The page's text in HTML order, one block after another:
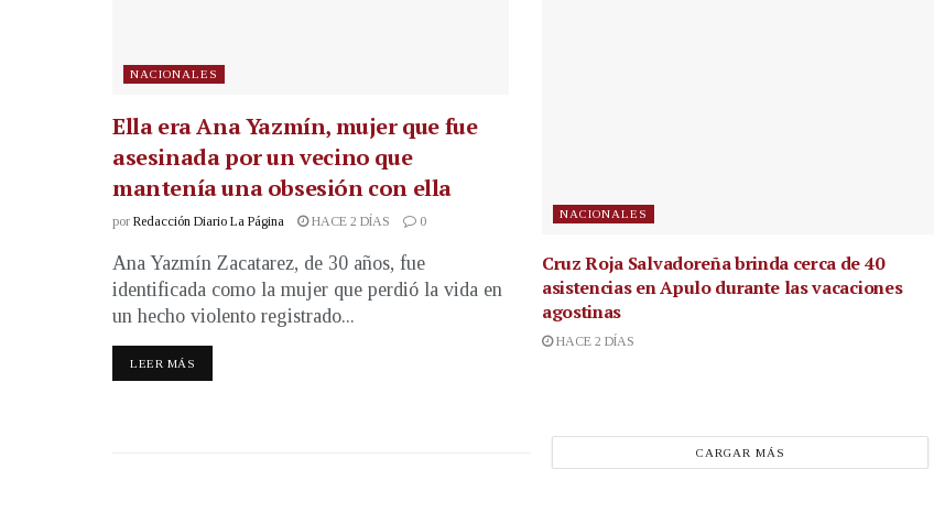
NACIONALES
Ella era Ana Yazmín, mujer que fue
asesinada por un vecino que
mantenía una obsesión con ella
por Redacción Diario La Página HACE 2 DÍAS 0
Ana Yazmín Zacatarez, de 30 años, fue
identificada como la mujer que perdió la vida en
un hecho violento registrado...
LEER MÁS
NACIONALES
Cruz Roja Salvadoreña brinda cerca de 40
asistencias en Apulo durante las vacaciones
agostinas
HACE 2 DÍAS
CARGAR MÁS